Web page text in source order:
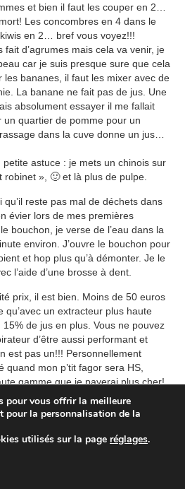
et bien il faut les couper en 2…
Les concombres en 4 dans le
en 2… bref vous voyez!!!
fait d’agrumes mais cela va venir, je
car je suis presque sure que cela
les bananes, il faut les mixer avec de
La banane ne fait pas de jus. Une
absolument essayer il me fallait
quartier de pomme pour un
dans la cuve donne un jus…
astuce : je mets un chinois sur
», 🙂 et là plus de pulpe.
reste pas mal de déchets dans
évier lors de mes premières
bouchon, je verse de l’eau dans la
environ. J’ouvre le bouchon pour
et hop plus qu’à démonter. Je le
l’aide d’une brosse à dent.
prix, il est bien. Moins de 50 euros
qu’avec un extracteur plus haute
de jus en plus. Vous ne pouvez
d’être aussi performant et
est pas un!!! Personnellement
quand mon p’tit fagor sera HS,
gamme que je payerai plus cher!
pour vous offrir la meilleure
pour la personnalisation de la
utilisés sur la page réglages.